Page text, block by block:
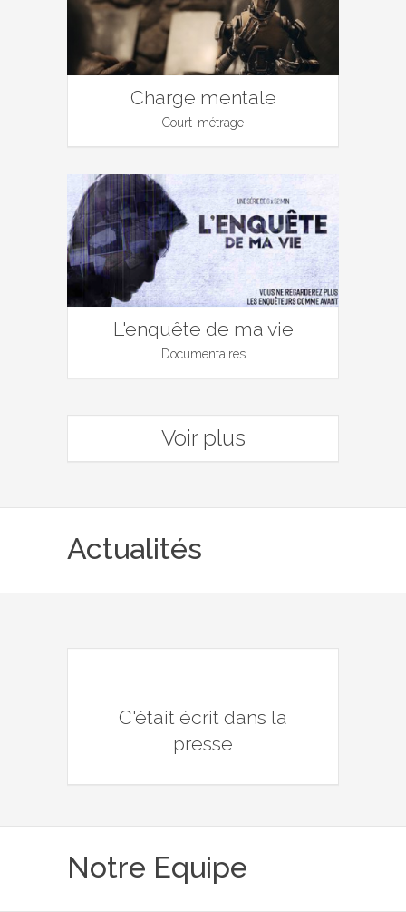
Charge mentale
Court-métrage
L'enquête de ma vie
Documentaires
Voir plus
Actualités
C'était écrit dans la
presse
Notre Equipe